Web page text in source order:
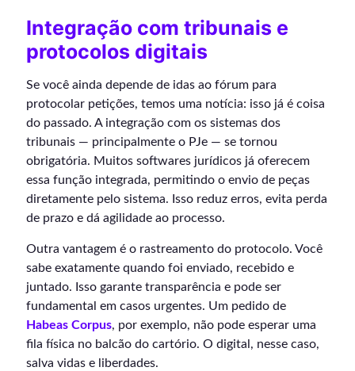
Integração com tribunais e
protocolos digitais
Se você ainda depende de idas ao fórum para
protocolar petições, temos uma notícia: isso já é coisa
do passado. A integração com os sistemas dos
tribunais — principalmente o PJe — se tornou
obrigatória. Muitos softwares jurídicos já oferecem
essa função integrada, permitindo o envio de peças
diretamente pelo sistema. Isso reduz erros, evita perda
de prazo e dá agilidade ao processo.
Outra vantagem é o rastreamento do protocolo. Você
sabe exatamente quando foi enviado, recebido e
juntado. Isso garante transparência e pode ser
fundamental em casos urgentes. Um pedido de
Habeas Corpus, por exemplo, não pode esperar uma
fila física no balcão do cartório. O digital, nesse caso,
salva vidas e liberdades.